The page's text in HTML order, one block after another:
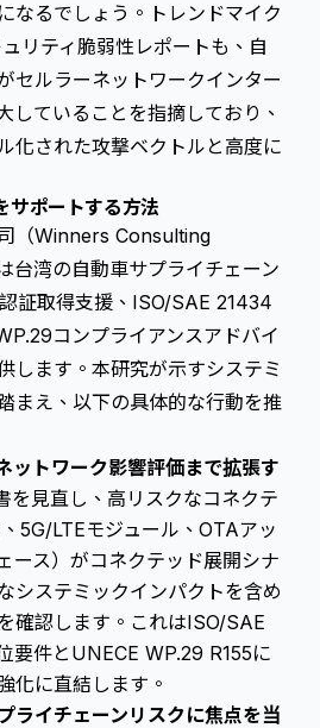
なるでしょう。トレンドマイク
リティ脆弱性レポートも、自
セルラーネットワークインター
していることを指摘しており、
化された攻撃ベクトルと高度に
サポートする方法
（Winners Consulting
台湾の自動車サプライチェーン
証取得支援、ISO/SAE 21434
コンプライアンスアドバイ
します。本研究が示すシステミ
まえ、以下の具体的な行動を推
トワーク影響評価まで拡張す
を見直し、高リスクなコネクテ
5G/LTEモジュール、OTAアッ
ース）がコネクテッド展開シナ
システミックインパクトを含め
確認します。これはISO/SAE
要件とUNECE WP.29 R155に
化に直結します。
ライチェーンリスクに焦点を当